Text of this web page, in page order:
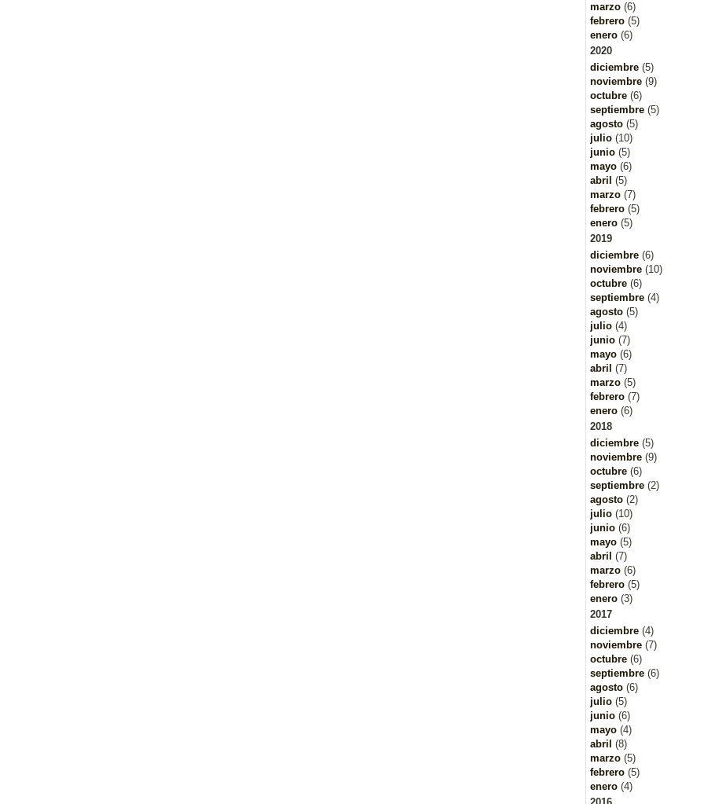
marzo (6)
febrero (5)
enero (6)
2020
diciembre (5)
noviembre (9)
octubre (6)
septiembre (5)
agosto (5)
julio (10)
junio (5)
mayo (6)
abril (5)
marzo (7)
febrero (5)
enero (5)
2019
diciembre (6)
noviembre (10)
octubre (6)
septiembre (4)
agosto (5)
julio (4)
junio (7)
mayo (6)
abril (7)
marzo (5)
febrero (7)
enero (6)
2018
diciembre (5)
noviembre (9)
octubre (6)
septiembre (2)
agosto (2)
julio (10)
junio (6)
mayo (5)
abril (7)
marzo (6)
febrero (5)
enero (3)
2017
diciembre (4)
noviembre (7)
octubre (6)
septiembre (6)
agosto (6)
julio (5)
junio (6)
mayo (4)
abril (8)
marzo (5)
febrero (5)
enero (4)